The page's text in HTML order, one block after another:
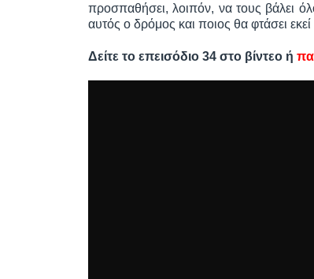
προσπαθήσει, λοιπόν, να τους βάλει
αυτός ο δρόμος και ποιος θα φτάσει
Δείτε το επεισόδιο 34 στο βίντεο ή